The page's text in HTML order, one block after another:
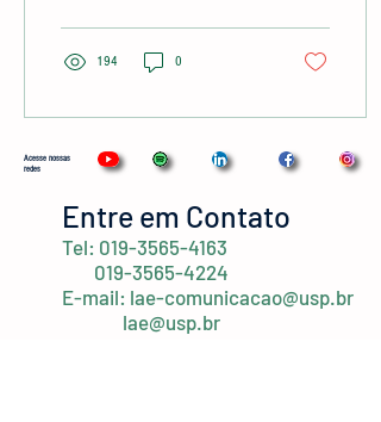
194 0
Acesse nossas
redes
Entre em Contato
Tel: 019-3565-4163
019-3565-4224
E-mail: lae-comunicacao@usp.br
lae@usp.br